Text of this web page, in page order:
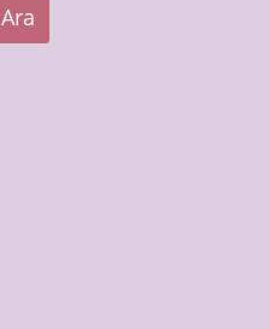
Ara